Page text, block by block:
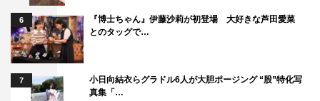
6
『博士ちゃん』伊藤沙莉が初登場 大好きな芦田愛菜
とのタッグで…
7
小日向結衣らグラドル6人が大胆ポージング “股”特化写
真集「…